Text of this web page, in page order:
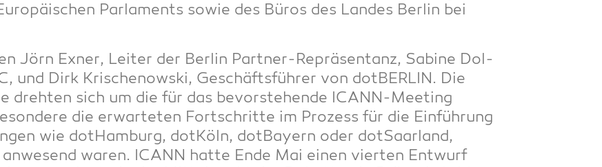
Par­la­ments sowie des Büros des Lan­des Ber­lin bei
Jörn Exner, Lei­ter der Ber­lin Part­ner-Reprä­sen­tanz, Sabi­ne Dol­
und Dirk Kri­schenow­ski, Geschäfts­füh­rer von dot­BER­LIN. Die
dreh­ten sich um die für das bevor­ste­hen­de ICANN-Mee­ting
die erwar­te­ten Fort­schrit­te im Pro­zess für die Ein­füh­rung
wie dot­Ham­burg, dot­Köln, dot­Bay­ern oder dot­Saar­land,
waren. ICANN hat­te Ende Mai einen vier­ten Ent­wurf